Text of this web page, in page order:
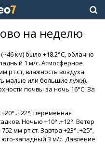
на неделю
(~46 км) было +18.2°C, облачно
1 м/с. Атмосферное
рт.ст, влажность воздуха
малые или большие лужи).
почвы за ночь 16°C. За
переменная
Ночью +10°..+12°. Ветер
мм рт.ст. Завтра +23°..+25°,
западный 3 м/с. Давление